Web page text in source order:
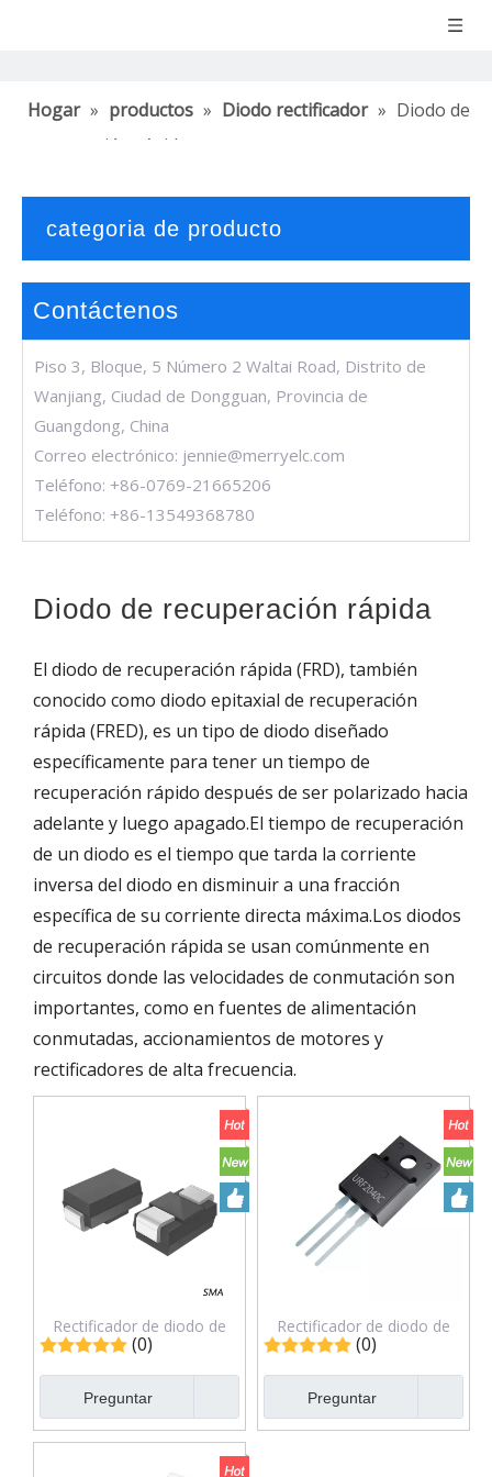
Hogar » productos » Diodo rectificador » Diodo de
recuperación rápida
categoria de producto
Contáctenos
Piso 3, Bloque, 5 Número 2 Waltai Road, Distrito de
Wanjiang, Ciudad de Dongguan, Provincia de
Guangdong, China
Correo electrónico: jennie@merryelc.com
Teléfono: +86-0769-21665206
Teléfono: +86-13549368780
Diodo de recuperación rápida
El diodo de recuperación rápida (FRD), también
conocido como diodo epitaxial de recuperación
rápida (FRED), es un tipo de diodo diseñado
específicamente para tener un tiempo de
recuperación rápido después de ser polarizado hacia
adelante y luego apagado.El tiempo de recuperación
de un diodo es el tiempo que tarda la corriente
inversa del diodo en disminuir a una fracción
específica de su corriente directa máxima.Los diodos
de recuperación rápida se usan comúnmente en
circuitos donde las velocidades de conmutación son
importantes, como en fuentes de alimentación
conmutadas, accionamientos de motores y
rectificadores de alta frecuencia.
Rectificador de diodo de
recuperación rápida
pasivado de vidrio súper
rápido de montaje en
superficie ES1JA
(0)
Preguntar
Rectificador de diodo de
recuperación rápida
URF2040C 400V/20A
(0)
Preguntar